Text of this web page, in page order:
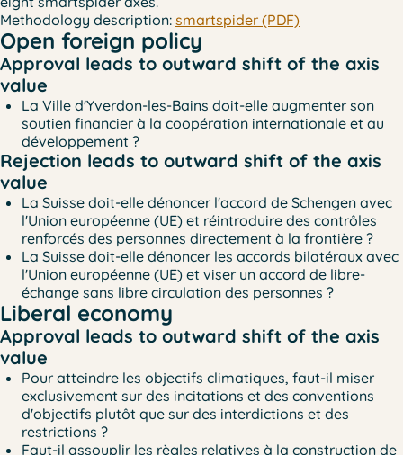
Methodology description: smartspider (PDF)
Open foreign policy
Approval leads to outward shift of the axis
value
La Ville d'Yverdon-les-Bains doit-elle augmenter son
soutien financier à la coopération internationale et au
développement ?
Rejection leads to outward shift of the axis
value
La Suisse doit-elle dénoncer l'accord de Schengen avec
l'Union européenne (UE) et réintroduire des contrôles
renforcés des personnes directement à la frontière ?
La Suisse doit-elle dénoncer les accords bilatéraux avec
l'Union européenne (UE) et viser un accord de libre-
échange sans libre circulation des personnes ?
Liberal economy
Approval leads to outward shift of the axis
value
Pour atteindre les objectifs climatiques, faut-il miser
exclusivement sur des incitations et des conventions
d'objectifs plutôt que sur des interdictions et des
restrictions ?
Faut-il assouplir les règles relatives à la construction de